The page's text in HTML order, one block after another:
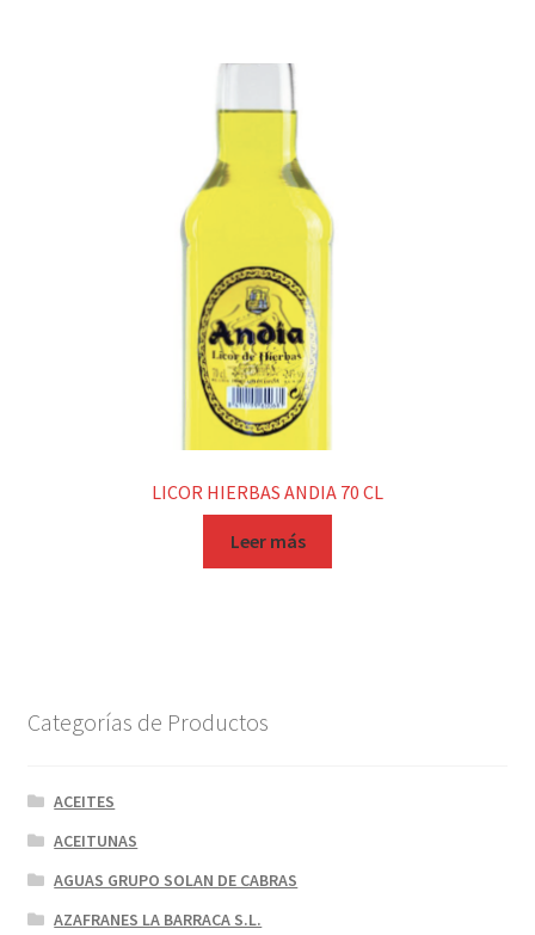
LICOR HIERBAS ANDIA 70 CL
Leer más
Categorías de Productos
ACEITES
ACEITUNAS
AGUAS GRUPO SOLAN DE CABRAS
AZAFRANES LA BARRACA S.L.